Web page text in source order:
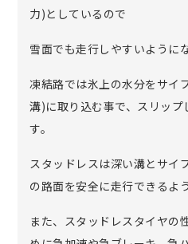
力)としているので
雪面でも走行しやすいように
凍結路では氷上の水分をサイ
溝)に取り込む事で、スリッ
す。
スタッドレスは深い溝とサイ
の路面を安全に走行できるよ
また、スタッドレスタイヤの